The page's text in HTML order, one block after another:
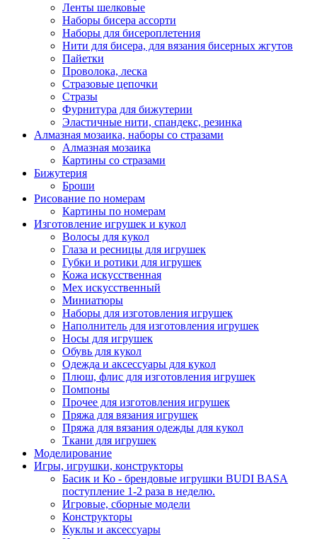
Ленты шелковые
Наборы бисера ассорти
Наборы для бисероплетения
Нити для бисера, для вязания бисерных жгутов
Пайетки
Проволока, леска
Стразовые цепочки
Стразы
Фурнитура для бижутерии
Эластичные нити, спандекс, резинка
Алмазная мозаика, наборы со стразами
Алмазная мозаика
Картины co стразами
Бижутерия
Броши
Рисование по номерам
Картины по номерам
Изготовление игрушек и кукол
Волосы для кукол
Глаза и ресницы для игрушек
Губки и ротики для игрушек
Кожа искусственная
Мех искусственный
Миниатюры
Наборы для изготовления игрушек
Наполнитель для изготовления игрушек
Носы для игрушек
Обувь для кукол
Одежда и аксессуары для кукол
Плюш, флис для изготовления игрушек
Помпоны
Прочее для изготовления игрушек
Пряжа для вязания игрушек
Пряжа для вязания одежды для кукол
Ткани для игрушек
Моделирование
Игры, игрушки, конструкторы
Басик и Ко - брендовые игрушки BUDI BASA
поступление 1-2 раза в неделю.
Игровые, сборные модели
Конструкторы
Куклы и аксессуары